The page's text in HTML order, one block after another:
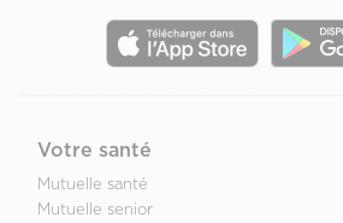
Votre santé
Mutuelle santé
Mutuelle senior